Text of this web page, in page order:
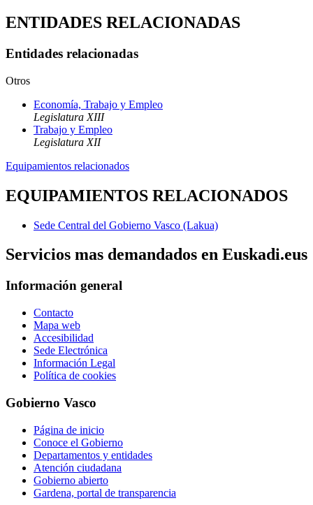
ENTIDADES RELACIONADAS
Entidades relacionadas
Otros
Economía, Trabajo y Empleo
Legislatura XIII
Trabajo y Empleo
Legislatura XII
Equipamientos relacionados
EQUIPAMIENTOS RELACIONADOS
Sede Central del Gobierno Vasco (Lakua)
Servicios mas demandados en Euskadi.eus
Información general
Contacto
Mapa web
Accesibilidad
Sede Electrónica
Información Legal
Política de cookies
Gobierno Vasco
Página de inicio
Conoce el Gobierno
Departamentos y entidades
Atención ciudadana
Gobierno abierto
Gardena, portal de transparencia